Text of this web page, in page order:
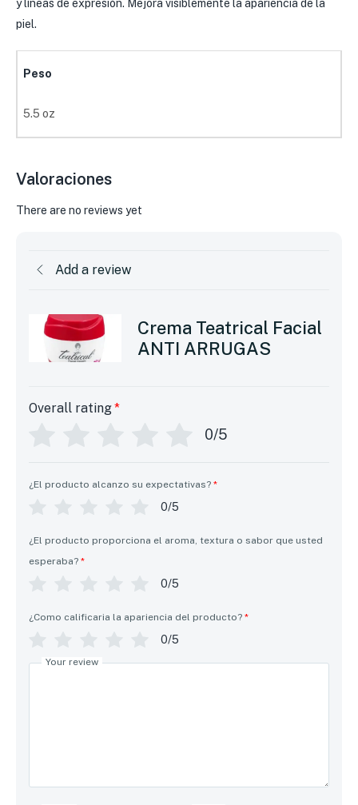
y líneas de expresión. Mejora visiblemente la apariencia de la
piel.
Peso
5.5 oz
Valoraciones
There are no reviews yet
Add a review
Crema Teatrical Facial
ANTI ARRUGAS
Overall rating*
0/5
¿El producto alcanzo su expectativas? *
0/5
¿El producto proporciona el aroma, textura o sabor que usted
esperaba? *
0/5
¿Como calificaria la apariencia del producto? *
0/5
Your review